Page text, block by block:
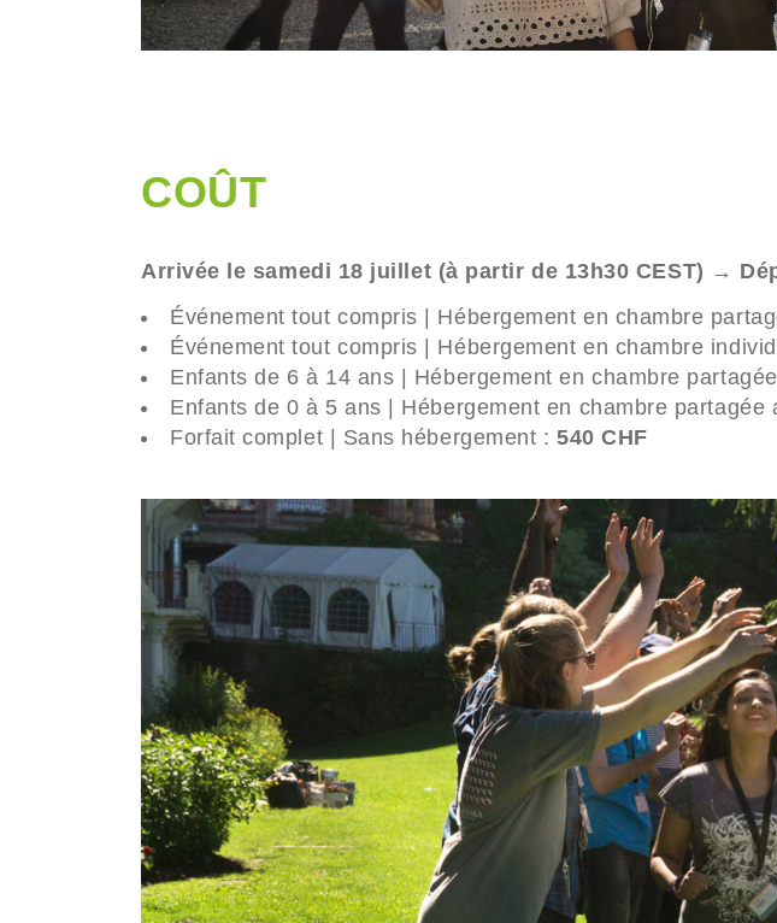
COÛT
Arrivée le samedi 18 juillet (à partir de 13h30 CEST) →
Événement tout compris | Hébergement en chambre
Événement tout compris | Hébergement en chambre
Enfants de 6 à 14 ans | Hébergement en chambre
Enfants de 0 à 5 ans | Hébergement en chambre partagée
Forfait complet | Sans hébergement : 540 CHF